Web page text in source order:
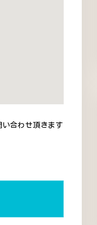
合わせ頂きます